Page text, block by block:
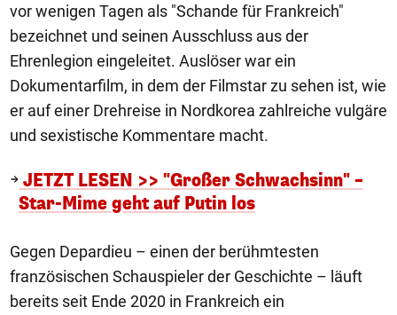
vor wenigen Tagen als "Schande für Frankreich"
bezeichnet und seinen Ausschluss aus der
Ehrenlegion eingeleitet. Auslöser war ein
Dokumentarfilm, in dem der Filmstar zu sehen ist, wie
er auf einer Drehreise in Nordkorea zahlreiche vulgäre
und sexistische Kommentare macht.
JETZT LESEN >> "Großer Schwachsinn" –
Star-Mime geht auf Putin los
Gegen Depardieu – einen der berühmtesten
französischen Schauspieler der Geschichte – läuft
bereits seit Ende 2020 in Frankreich ein